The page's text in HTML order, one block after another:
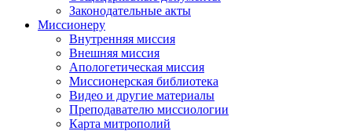
Законодательные акты
Миссионеру
Внутренняя миссия
Внешняя миссия
Апологетическая миссия
Миссионерская библиотека
Видео и другие материалы
Преподавателю миссиологии
Карта митрополий